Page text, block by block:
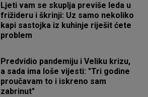
Ljeti vam se skuplja previše leda u
frižideru i škrinji: Uz samo nekoliko
kapi sastojka iz kuhinje riješit ćete
problem
Predvidio pandemiju i Veliku krizu,
a sada ima loše vijesti: "Tri godine
proučavam to i iskreno sam
zabrinut"